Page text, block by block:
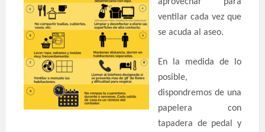
ventilar cada vez que
se acuda al aseo.
En la medida de lo
posible,
dispondremos de una
papelera con
tapadera de pedal y